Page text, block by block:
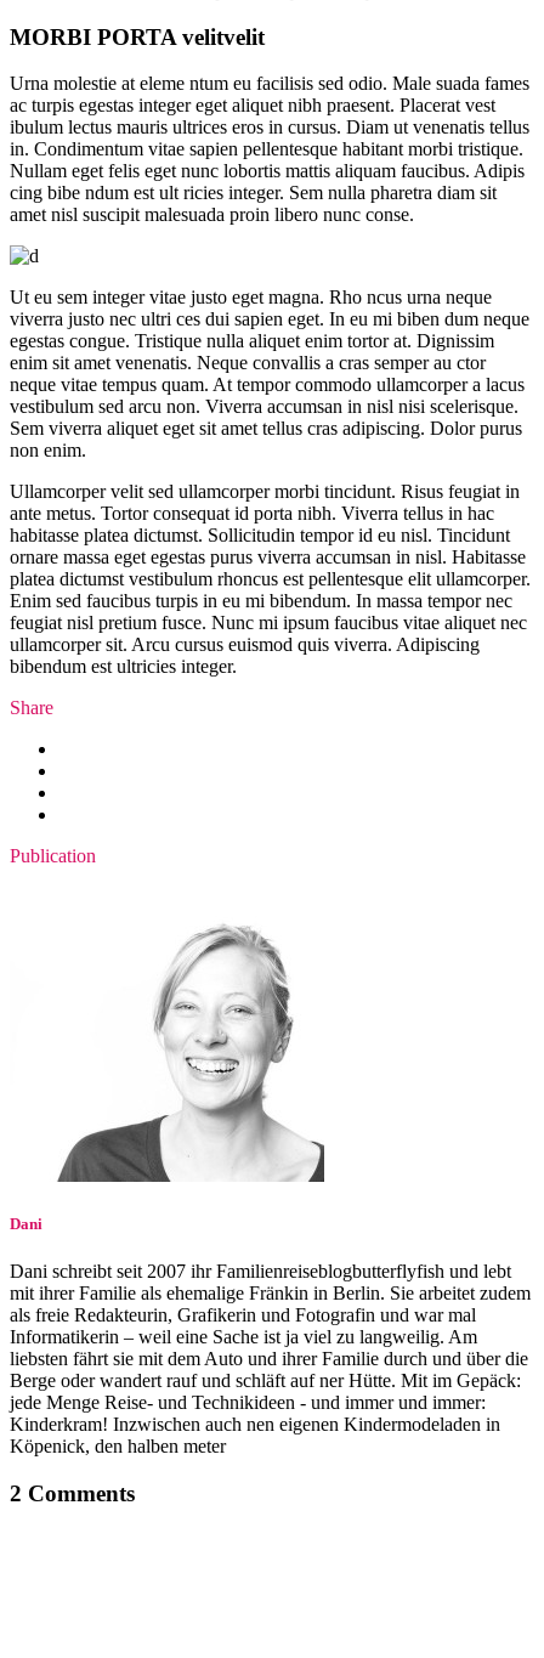
MORBI PORTA velitvelit
Urna molestie at eleme ntum eu facilisis sed odio. Male suada fames
ac turpis egestas integer eget aliquet nibh praesent. Placerat vest
ibulum lectus mauris ultrices eros in cursus. Diam ut venenatis tellus
in. Condimentum vitae sapien pellentesque habitant morbi tristique.
Nullam eget felis eget nunc lobortis mattis aliquam faucibus. Adipis
cing bibe ndum est ult ricies integer. Sem nulla pharetra diam sit
amet nisl suscipit malesuada proin libero nunc conse.
Ut eu sem integer vitae justo eget magna. Rho ncus urna neque
viverra justo nec ultri ces dui sapien eget. In eu mi biben dum neque
egestas congue. Tristique nulla aliquet enim tortor at. Dignissim
enim sit amet venenatis. Neque convallis a cras semper au ctor
neque vitae tempus quam. At tempor commodo ullamcorper a lacus
vestibulum sed arcu non. Viverra accumsan in nisl nisi scelerisque.
Sem viverra aliquet eget sit amet tellus cras adipiscing. Dolor purus
non enim.
Ullamcorper velit sed ullamcorper morbi tincidunt. Risus feugiat in
ante metus. Tortor consequat id porta nibh. Viverra tellus in hac
habitasse platea dictumst. Sollicitudin tempor id eu nisl. Tincidunt
ornare massa eget egestas purus viverra accumsan in nisl. Habitasse
platea dictumst vestibulum rhoncus est pellentesque elit ullamcorper.
Enim sed faucibus turpis in eu mi bibendum. In massa tempor nec
feugiat nisl pretium fusce. Nunc mi ipsum faucibus vitae aliquet nec
ullamcorper sit. Arcu cursus euismod quis viverra. Adipiscing
bibendum est ultricies integer.
Share
Publication
Dani
Dani schreibt seit 2007 ihr Familienreiseblogbutterflyfish und lebt
mit ihrer Familie als ehemalige Fränkin in Berlin. Sie arbeitet zudem
als freie Redakteurin, Grafikerin und Fotografin und war mal
Informatikerin – weil eine Sache ist ja viel zu langweilig. Am
liebsten fährt sie mit dem Auto und ihrer Familie durch und über die
Berge oder wandert rauf und schläft auf ner Hütte. Mit im Gepäck:
jede Menge Reise- und Technikideen - und immer und immer:
Kinderkram! Inzwischen auch nen eigenen Kindermodeladen in
Köpenick, den halben meter
2 Comments